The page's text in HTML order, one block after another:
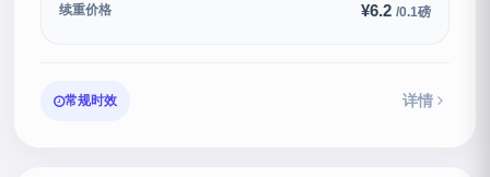
续重价格 ¥6.2 /0.1磅
常规时效 详情